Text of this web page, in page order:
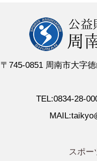
〒745-0851 周南市大字
TEL:0834-28-
スポー